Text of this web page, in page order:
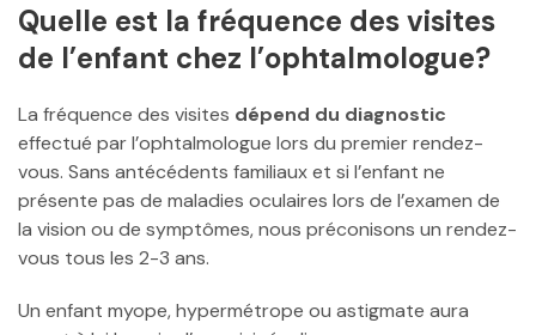
Quelle est la fréquence des visites
de l’enfant chez l’ophtalmologue?
La fréquence des visites dépend du diagnostic
effectué par l’ophtalmologue lors du premier rendez-
vous. Sans antécédents familiaux et si l’enfant ne
présente pas de maladies oculaires lors de l’examen de
la vision ou de symptômes, nous préconisons un rendez-
vous tous les 2-3 ans.
Un enfant myope, hypermétrope ou astigmate aura